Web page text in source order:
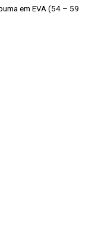
em EVA (54 – 59